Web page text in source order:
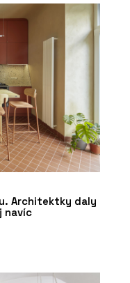
Architektky daly
navíc